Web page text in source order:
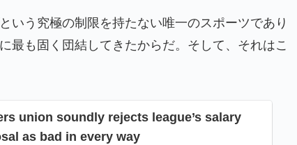
ようにピカピカに「味が全部流れていく！」【海外の反
いと感じるものがこちら・・・」
どいわ……」 → 「まだまだ7.5ゲーム差もあるんだぞ」「毎
10月には勝って終わるんだよ」
いう究極の制限を持たない唯一のスポーツであり
最も固く団結してきたからだ。そして、それはこ
union soundly rejects league’s salary
as bad in every way